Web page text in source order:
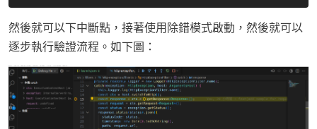
然後就可以下中斷點，接著使用除錯模式啟動，然後就可以
逐步執行驗證流程。如下圖：